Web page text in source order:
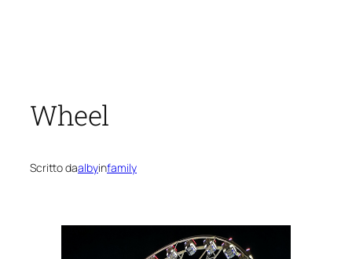
Wheel
Scritto daalbyinfamily